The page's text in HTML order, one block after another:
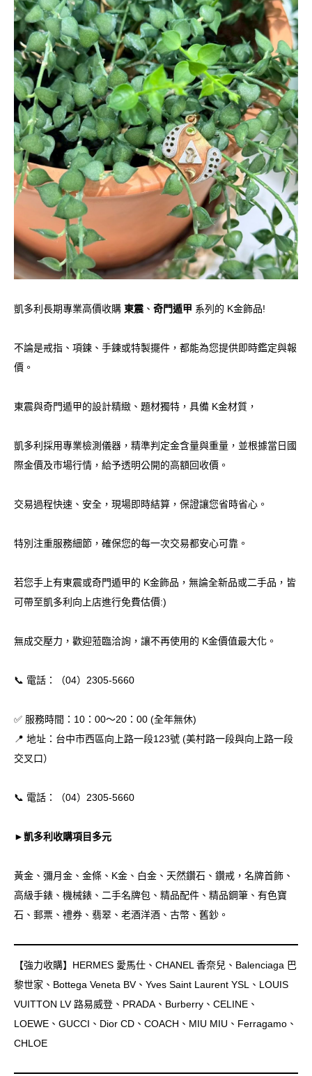
凱多利長期專業高價收購 東震 、 奇門遁甲 系列的 K金飾品!
不論是戒指、項鍊、手鍊或特製擺件，都能為您提供即時鑑定與報
價。
東震與奇門遁甲的設計精緻、題材獨特，具備 K金材質，
凱多利採用專業檢測儀器，精準判定金含量與重量，並根據當日國
際金價及市場行情，給予透明公開的高額回收價。
交易過程快速、安全，現場即時結算，保證讓您省時省心。
特別注重服務細節，確保您的每一次交易都安心可靠。
若您手上有東震或奇門遁甲的 K金飾品，無論全新品或二手品，皆
可帶至凱多利向上店進行免費估價:)
無成交壓力，歡迎蒞臨洽詢，讓不再使用的 K金價值最大化。
📞 電話：（04）2305-5660
✅ 服務時間：10：00～20：00 (全年無休)
📍 地址：台中市西區向上路一段123號 (美村路一段與向上路一段
交叉口）
📞 電話：（04）2305-5660
►凱多利收購項目多元
黃金、彌月金、金條、K金、白金、天然鑽石、鑽戒，名牌首飾、
高級手錶、機械錶、二手名牌包、精品配件、精品鋼筆、有色寶
石、郵票、禮券、翡翠、老酒洋酒、古幣、舊鈔。
【強力收購】HERMES 愛馬仕、CHANEL 香奈兒、Balenciaga 巴
黎世家、Bottega Veneta BV、Yves Saint Laurent YSL、LOUIS
VUITTON LV 路易威登、PRADA、Burberry、CELINE、
LOEWE、GUCCI、Dior CD、COACH、MIU MIU、Ferragamo、
CHLOE